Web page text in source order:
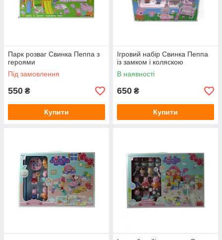
Парк розваг Свинка Пеппа з
героями
Під замовлення
550 ₴
Купити
Ігровий набір Свинка Пеппа
із замком і коляскою
В наявності
650 ₴
Купити